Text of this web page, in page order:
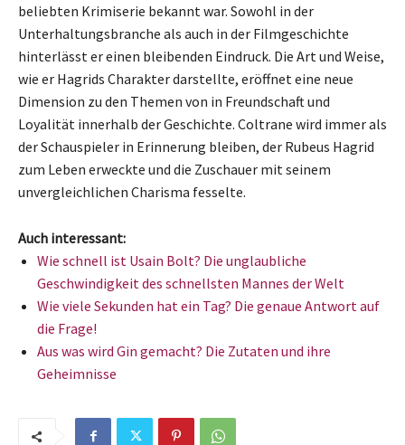
beliebten Krimiserie bekannt war. Sowohl in der
Unterhaltungsbranche als auch in der Filmgeschichte
hinterlässt er einen bleibenden Eindruck. Die Art und Weise,
wie er Hagrids Charakter darstellte, eröffnet eine neue
Dimension zu den Themen von in Freundschaft und
Loyalität innerhalb der Geschichte. Coltrane wird immer als
der Schauspieler in Erinnerung bleiben, der Rubeus Hagrid
zum Leben erweckte und die Zuschauer mit seinem
unvergleichlichen Charisma fesselte.
Auch interessant:
Wie schnell ist Usain Bolt? Die unglaubliche
Geschwindigkeit des schnellsten Mannes der Welt
Wie viele Sekunden hat ein Tag? Die genaue Antwort auf
die Frage!
Aus was wird Gin gemacht? Die Zutaten und ihre
Geheimnisse